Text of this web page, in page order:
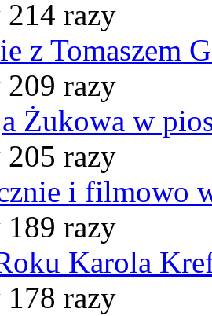
razy
z Tomaszem
razy
Żukowa w
razy
i filmowo
razy
Karola
razy